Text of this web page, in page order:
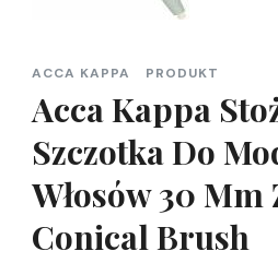
ACCA KAPPA PRODUKT
Acca Kappa
Szczotka Do
Włosów 30
Conical Brush